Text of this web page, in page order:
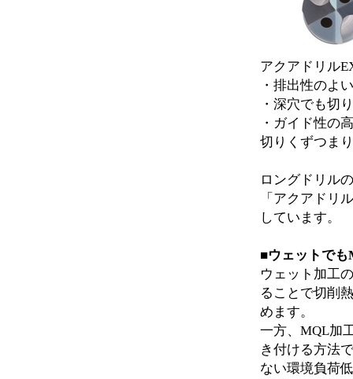
アクアドリル
・排出性のよ
・深穴でも切
・ガイド性の
切りくずつま
ロングドリル
「アクアドリ
しています。
■ウェットで
ウェット加工
ることで切削
めます。
一方、MQL加
き付ける方法
ない環境負荷